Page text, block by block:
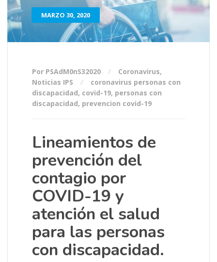
MARZO 30, 2020
Por PSAdM0nS32020 Coronavirus,
Noticias IPS
coronavirus personas con
discapacidad, covid-19, personas con
discapacidad, prevencion covid-19
Lineamientos de
prevención del
contagio por
COVID-19 y
atención el salud
para las personas
con discapacidad.